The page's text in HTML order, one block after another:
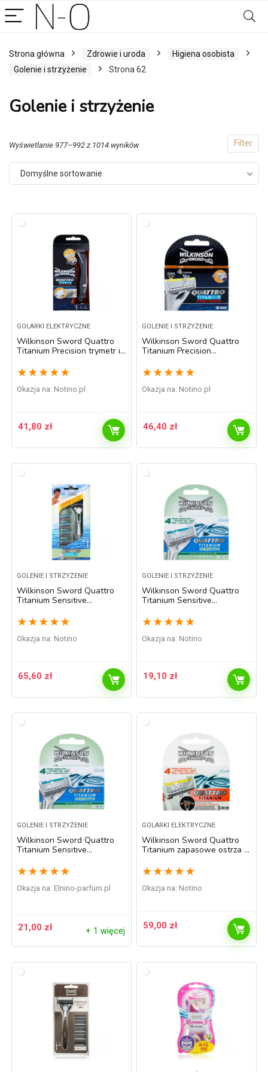
Strona główna Zdrowie i uroda
Higiena osobista
Golenie i strzyżenie
Strona 62
Golenie i strzyżenie
Filter
Wyświetlanie 977–992 z 1014 wyników
Domyślne sortowanie
GOLARKI ELEKTRYCZNE
Wilkinson Sword Quattro
Titanium Precision trymetr i
mokro
★ ★ ★ ★ ★
Okazja na: notino.pl
41,80 zł
GOLENIE I STRZYŻENIE
Wilkinson Sword Quattro
Titanium Precision
★ ★ ★ ★ ★
Okazja na: notino.pl
46,40 zł
GOLENIE I STRZYŻENIE
Wilkinson Sword Quattro
Titanium Sensitive
zapasowe ostrza 4 szt.
★ ★ ★ ★ ★
Okazja na: Notino
65,60 zł
GOLENIE I STRZYŻENIE
Wilkinson Sword Quattro
Titanium Sensitive
★ ★ ★ ★ ★
Okazja na: Notino
19,10 zł
GOLENIE I STRZYŻENIE
Wilkinson Sword Quattro
Titanium Sensitive
★ ★ ★ ★ ★
Okazja na: elnino-parfum.pl
21,00 zł + 1 więcej
GOLARKI ELEKTRYCZNE
Wilkinson Sword Quattro
Titanium zapasowe ostrza 3
★ ★ ★ ★ ★
Okazja na: Notino
59,00 zł